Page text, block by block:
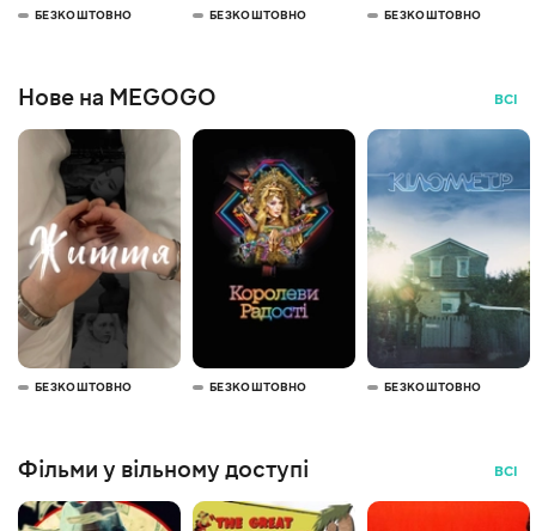
БЕЗКОШТОВНО БЕЗКОШТОВНО БЕЗКОШТОВНО
Нове на MEGOGO ВСІ
БЕЗКОШТОВНО БЕЗКОШТОВНО БЕЗКОШТОВНО
Фільми у вільному доступі ВСІ